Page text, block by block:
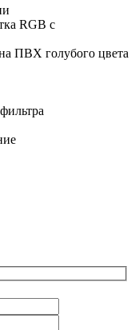
RGB с
ПВХ голубого цвета